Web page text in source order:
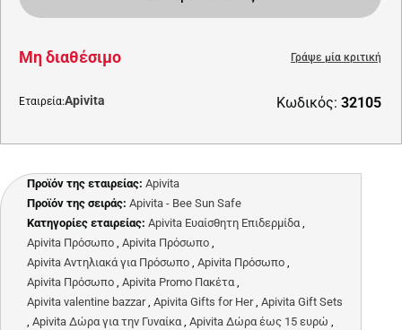
Εταιρεία:Apivita Κωδικός: 32105
Μη διαθέσιμο Γράψε μία κριτική
Προϊόν της εταιρείας: Apivita
Προϊόν της σειράς: Apivita - Bee Sun Safe
Κατηγορίες εταιρείας: Apivita Ευαίσθητη Επιδερμίδα,
Apivita Πρόσωπο , Apivita Πρόσωπο ,
Apivita Αντηλιακά για Πρόσωπο , Apivita Πρόσωπο ,
Apivita Πρόσωπο , Apivita Promo Πακέτα,
Apivita valentine bazzar, Apivita Gifts for Her, Apivita Gift Sets
, Apivita Δώρα για την Γυναίκα, Apivita Δώρα έως 15 ευρώ ,